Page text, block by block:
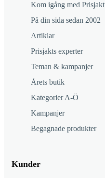
Kom igång med Prisjakt
På din sida sedan 2002
Artiklar
Prisjakts experter
Teman & kampanjer
Årets butik
Kategorier A-Ö
Kampanjer
Begagnade produkter
Kunder